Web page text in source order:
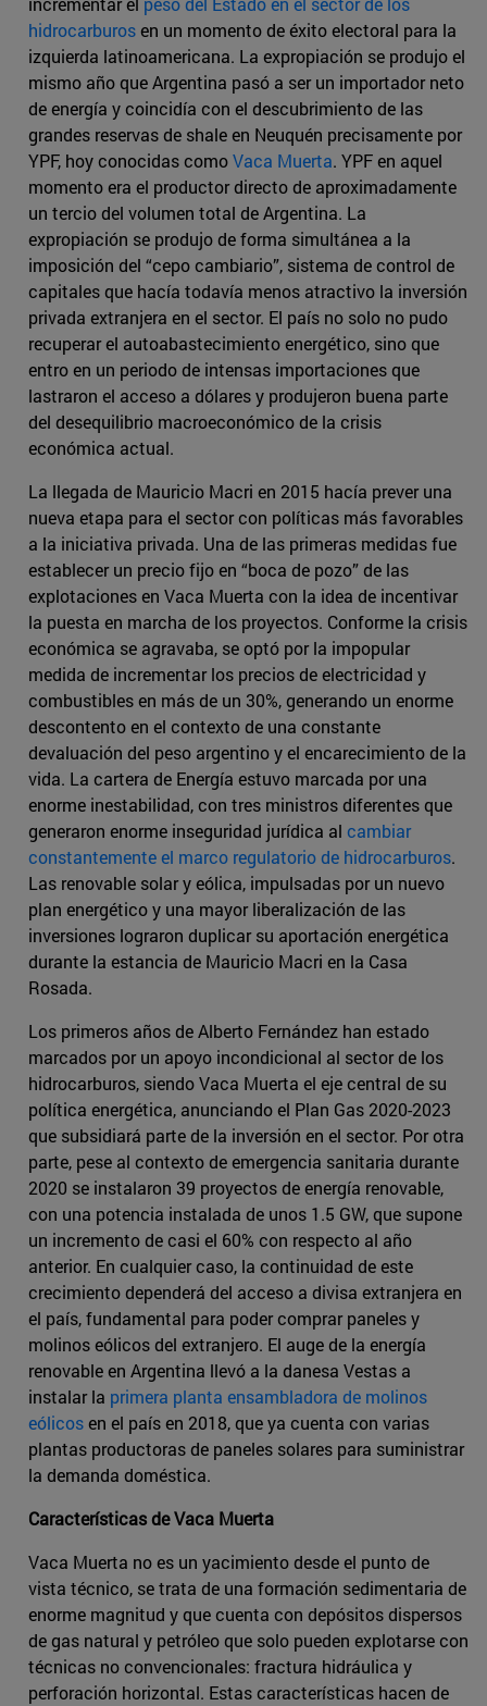
hidrocarburosen un momento de éxito electoral para la
izquierda latinoamericana. La expropiación se produjo el
mismo año que Argentina pasó a ser un importador neto
de energía y coincidía con el descubrimiento de las
grandes reservas de shale en Neuquén precisamente por
YPF, hoy conocidas comoVaca Muerta. YPF en aquel
momento era el productor directo de aproximadamente
un tercio del volumen total de Argentina. La
expropiación se produjo de forma simultánea a la
imposición del “cepo cambiario”, sistema de control de
capitales que hacía todavía menos atractivo la inversión
privada extranjera en el sector. El país no solo no pudo
recuperar el autoabastecimiento energético, sino que
entro en un periodo de intensas importaciones que
lastraron el acceso a dólares y produjeron buena parte
del desequilibrio macroeconómico de la crisis
económica actual.
La llegada de Mauricio Macri en 2015 hacía prever una
nueva etapa para el sector con políticas más favorables
a la iniciativa privada. Una de las primeras medidas fue
establecer un precio fijo en “boca de pozo” de las
explotaciones en Vaca Muerta con la idea de incentivar
la puesta en marcha de los proyectos. Conforme la crisis
económica se agravaba, se optó por la impopular
medida de incrementar los precios de electricidad y
combustibles en más de un 30%, generando un enorme
descontento en el contexto de una constante
devaluación del peso argentino y el encarecimiento de la
vida. La cartera de Energía estuvo marcada por una
enorme inestabilidad, con tres ministros diferentes que
generaron enorme inseguridad jurídica al cambiar
constantemente el marco regulatorio de hidrocarburos.
Las renovable solar y eólica, impulsadas por un nuevo
plan energético y una mayor liberalización de las
inversiones lograron duplicar su aportación energética
durante la estancia de Mauricio Macri en la Casa
Rosada.
Los primeros años de Alberto Fernández han estado
marcados por un apoyo incondicional al sector de los
hidrocarburos, siendo Vaca Muerta el eje central de su
política energética, anunciando el Plan Gas 2020-2023
que subsidiará parte de la inversión en el sector. Por otra
parte, pese al contexto de emergencia sanitaria durante
2020 se instalaron 39 proyectos de energía renovable,
con una potencia instalada de unos 1.5 GW, que supone
un incremento de casi el 60% con respecto al año
anterior. En cualquier caso, la continuidad de este
crecimiento dependerá del acceso a divisa extranjera en
el país, fundamental para poder comprar paneles y
molinos eólicos del extranjero. El auge de la energía
renovable en Argentina llevó a la danesa Vestas a
instalar la primera planta ensambladora de molinos
eólicosen el país en 2018, que ya cuenta con varias
plantas productoras de paneles solares para suministrar
la demanda doméstica.
Características de Vaca Muerta
Vaca Muerta no es un yacimiento desde el punto de
vista técnico, se trata de una formación sedimentaria de
enorme magnitud y que cuenta con depósitos dispersos
de gas natural y petróleo que solo pueden explotarse con
técnicas no convencionales: fractura hidráulica y
perforación horizontal. Estas características hacen de